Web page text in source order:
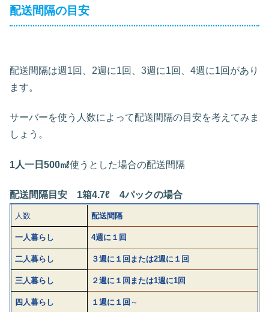
配送間隔の目安
配送間隔は週1回、2週に1回、3週に1回、4週に1回があり
ます。
サーバーを使う人数によって配送間隔の目安を考えてみま
しょう。
1人一日500㎖使うとした場合の配送間隔
配送間隔目安 1箱4.7ℓ 4パックの場合
人数 配送間隔
一人暮らし 4週に１回
二人暮らし ３週に１回または2週に１回
三人暮らし ２週に１回または1週に1回
四人暮らし １週に１回 ～